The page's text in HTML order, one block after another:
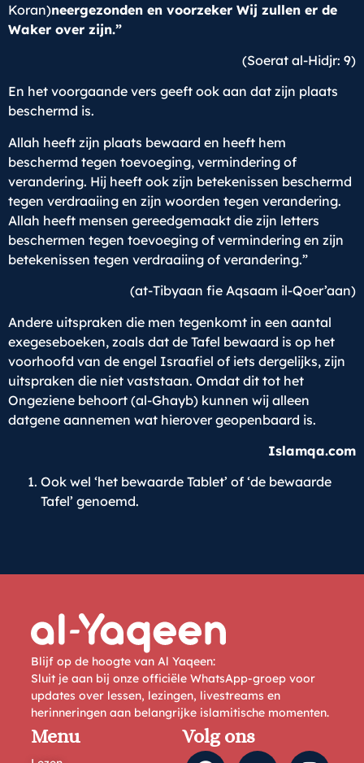
Koran)neergezonden en voorzeker Wij zullen er de
Waker over zijn.”
(Soerat al-Hidjr: 9)
En het voorgaande vers geeft ook aan dat zijn plaats
beschermd is.
Allah heeft zijn plaats bewaard en heeft hem
beschermd tegen toevoeging, vermindering of
verandering. Hij heeft ook zijn betekenissen beschermd
tegen verdraaiing en zijn woorden tegen verandering.
Allah heeft mensen gereedgemaakt die zijn letters
beschermen tegen toevoeging of vermindering en zijn
betekenissen tegen verdraaiing of verandering.”
(at-Tibyaan fie Aqsaam il-Qoer’aan)
Andere uitspraken die men tegenkomt in een aantal
exegeseboeken, zoals dat de Tafel bewaard is op het
voorhoofd van de engel Israafiel of iets dergelijks, zijn
uitspraken die niet vaststaan. Omdat dit tot het
Ongeziene behoort (al-Ghayb) kunnen wij alleen
datgene aannemen wat hierover geopenbaard is.
Islamqa.com
Ook wel ‘het bewaarde Tablet’ of ‘de bewaarde
Tafel’ genoemd.
Blijf op de hoogte van Al Yaqeen:
Sluit je aan bij onze officiële WhatsApp-groep voor
updates over lessen, lezingen, livestreams en
herinneringen aan belangrijke islamitische momenten.
Menu Volg ons